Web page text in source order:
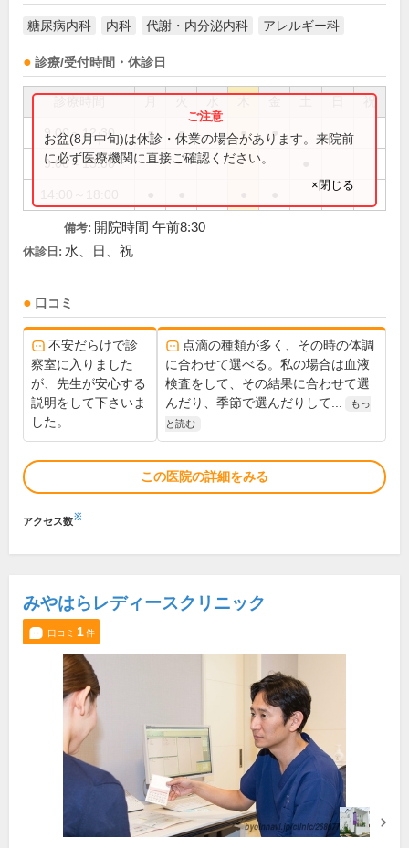
糖尿病内科 内科 代謝・内分泌内科 アレルギー科
診療/受付時間・休診日
祝
9:00～12:30 ● ● ● ●
9:00～13:00
お盆(8月中旬)は休診・休業の場合があります。来院前
に必ず医療機関に直接ご確認ください。
×閉じる
備考: 開院時間 午前8:30
休診日: 水、日、祝
口コミ
不安だらけで診
察室に入りました
が、先生が安心する
説明をして下さいま
した。
点滴の種類が多く、その時の体調
に合わせて選べる。私の場合は血液
検査をして、その結果に合わせて選
んだり、季節で選んだりして...
もっ
と読む
この医院の詳細をみる
アクセス数※
みやはらレディースクリニック
口コミ 1件